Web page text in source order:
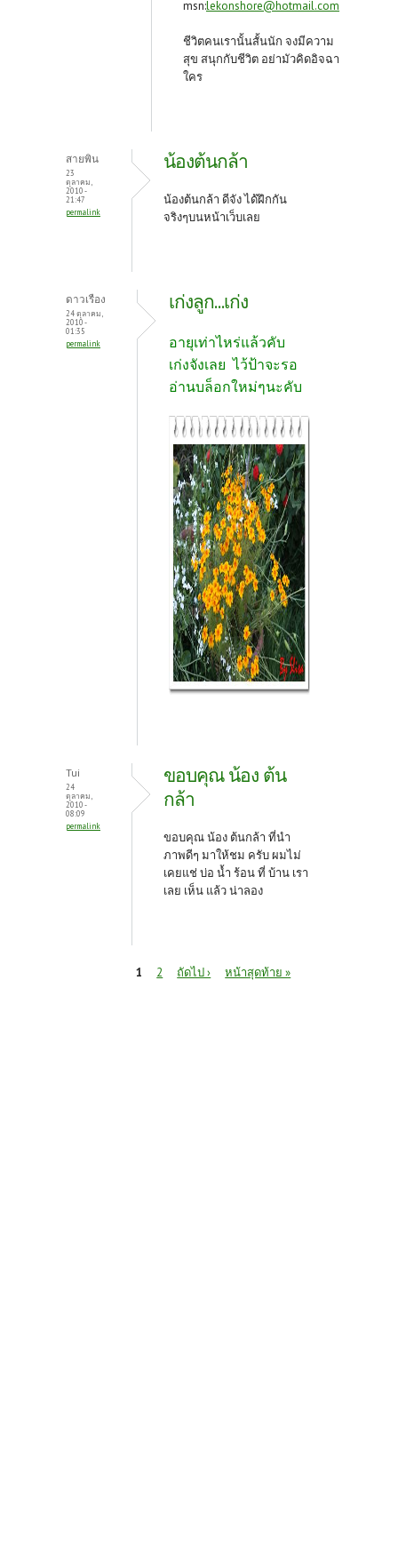
msn:lekonshore@hotmail.com
ชีวิตคนเรานั้นสั้นนัก จงมีความ
สุข สนุกกับชีวิต อย่ามัวคิดอิจฉา
ใคร
สายพิน
23
ตุลาคม,
2010 -
21:47
permalink
น้องต้นกล้า
น้องต้นกล้า ดีจัง ได้ฝึกกัน
จริงๆบนหน้าเว็บเลย
ดาวเรือง
24 ตุลาคม,
2010 -
01:35
permalink
เก่งลูก...เก่ง
อายุเท่าไหร่แล้วคับ
เก่งจังเลย ไว้ป้าจะรอ
อ่านบล็อกใหม่ๆนะคับ
Tui
24
ตุลาคม,
2010 -
08:09
permalink
ขอบคุณ น้อง ต้น
กล้า
ขอบคุณ น้อง ต้นกล้า ที่นำ
ภาพดีๆ มาให้ชม ครับ ผมไม่
เคยแช่ บ่อ น้ำ ร้อน ที่ บ้าน เรา
เลย เห็น แล้ว น่าลอง
1 2 ถัดไป › หน้าสุดท้าย »